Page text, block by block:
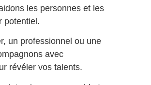
les personnes et les
potentiel.
un professionnel ou une
avec
révéler vos talents.